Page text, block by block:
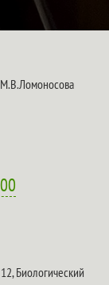
М.В.Ломоносова
Биологический